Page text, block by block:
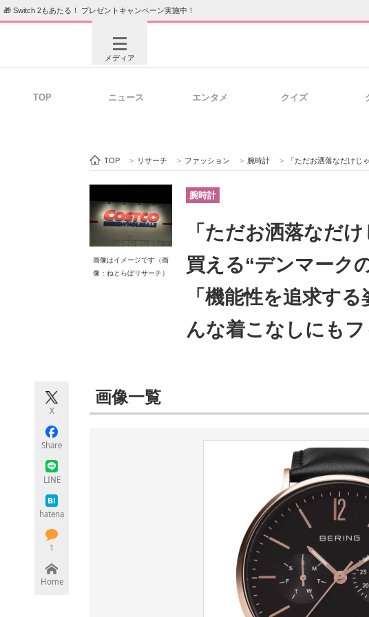
🎁 Switch 2もあたる！ プレゼントキャンペーン実施中！
メディア
ビジネスと働き方のヒント
TOP ニュース エンタメ クイズ
TOP > リサーチ > ファッション > 腕時計 > 「ただお洒落なだけじゃない」 コストコ
画像はイメージです（画
像：ねとらぼリサーチ）
腕時計
「ただお洒落なだ
買える“デンマーク
「機能性を追求す
んな着こなしにもフ
X
Share
LINE
hatena
1
Home
画像一覧